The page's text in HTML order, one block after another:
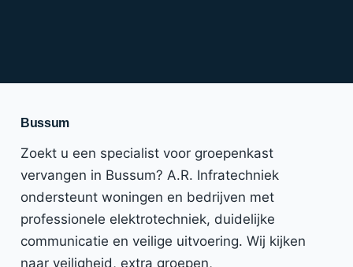
Bussum
Zoekt u een specialist voor groepenkast
vervangen in Bussum? A.R. Infratechniek
ondersteunt woningen en bedrijven met
professionele elektrotechniek, duidelijke
communicatie en veilige uitvoering. Wij kijken
naar veiligheid, extra groepen,